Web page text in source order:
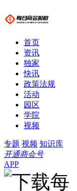
首页
资讯
独家
快讯
政策法规
活动
园区
学院
视频
专题 视频 知识库
开通商会号
APP